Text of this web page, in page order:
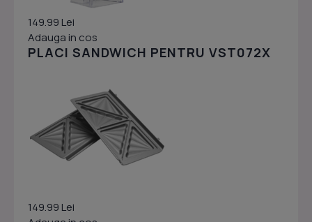
149.99 Lei
Adauga in cos
PLACI SANDWICH PENTRU VST072X
149.99 Lei